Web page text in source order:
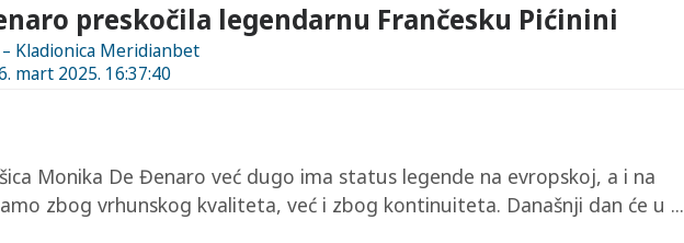
preskočila legendarnu Frančesku Pićinini
Kladionica Meridianbet
mart 2025. 16:37:40
Monika De Đenaro već dugo ima status legende na evropskoj, a i na
zbog vrhunskog kvaliteta, već i zbog kontinuiteta. Današnji dan će u ...